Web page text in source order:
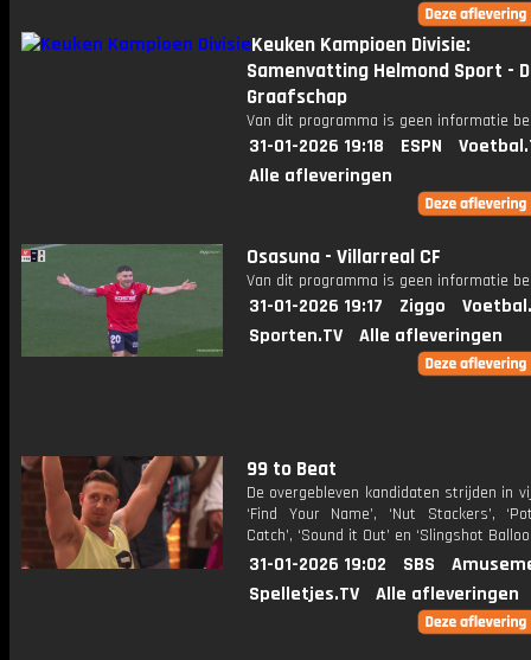
Keuken Kampioen Divisie:
Samenvatting Helmond Sport -
Graafschap
Van dit programma is geen informatie
31-01-2026 19:18 ESPN
Alle afleveringen
Osasuna - Villarreal CF
Van dit programma is geen informatie
31-01-2026 19:17 Ziggo
Sporten.TV
Alle afleveringen
99 to Beat
De overgebleven kandidaten strijden in
‘Find Your Name’, ‘Nut Stackers’,
Catch’, ‘Sound it Out’ en ‘Slingshot
31-01-2026 19:02 SBS
Spelletjes.TV
Alle afleveringen